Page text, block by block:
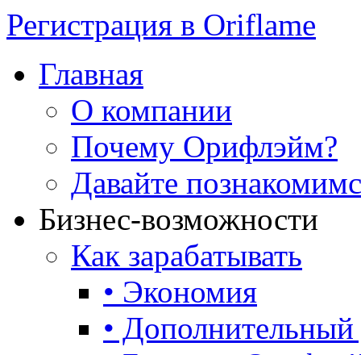
Регистрация в Oriflame
Главная
О компании
Почему Орифлэйм?
Давайте
Бизнес-возможности
Как зарабатывать
• Экономия
• Дополнительный